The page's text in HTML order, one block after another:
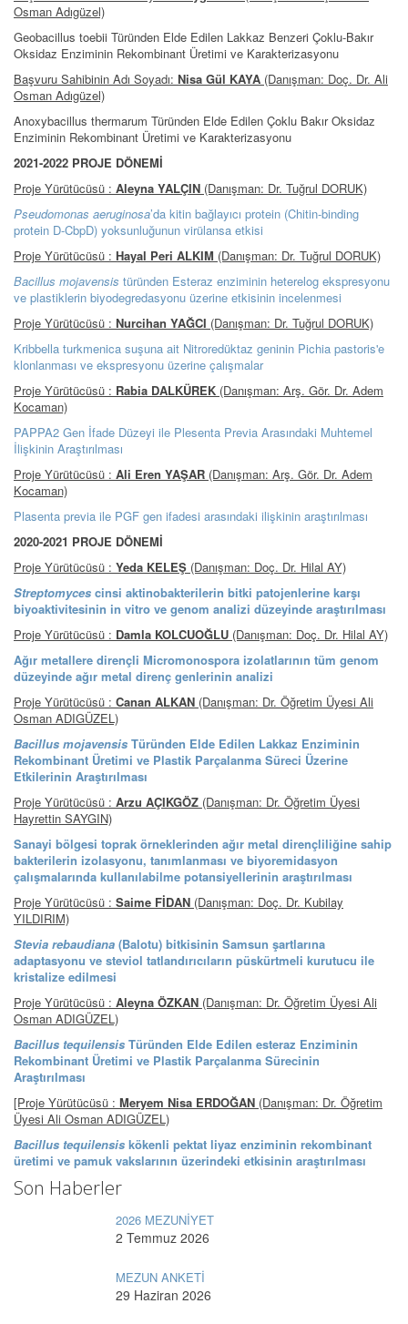
Osman Adıgüzel)
Geobacillus toebii Türünden Elde Edilen Lakkaz Benzeri Çoklu-Bakır
Oksidaz Enziminin Rekombinant Üretimi ve Karakterizasyonu
Başvuru Sahibinin Adı Soyadı: Nisa Gül KAYA (Danışman: Doç. Dr. Ali
Osman Adıgüzel)
Anoxybacillus thermarum Türünden Elde Edilen Çoklu Bakır Oksidaz
Enziminin Rekombinant Üretimi ve Karakterizasyonu
2021-2022 PROJE DÖNEMİ
Proje Yürütücüsü : Aleyna YALÇIN (Danışman: Dr. Tuğrul DORUK)
Pseudomonas aeruginosa’da kitin bağlayıcı protein (Chitin-binding
protein D-CbpD) yoksunluğunun virülansa etkisi
Proje Yürütücüsü : Hayal Peri ALKIM (Danışman: Dr. Tuğrul DORUK)
Bacillus mojavensis türünden Esteraz enziminin heterelog ekspresyonu
ve plastiklerin biyodegredasyonu üzerine etkisinin incelenmesi
Proje Yürütücüsü : Nurcihan YAĞCI (Danışman: Dr. Tuğrul DORUK)
Kribbella turkmenica suşuna ait Nitroredüktaz geninin Pichia pastoris'e
klonlanması ve ekspresyonu üzerine çalışmalar
Proje Yürütücüsü : Rabia DALKÜREK (Danışman: Arş. Gör. Dr. Adem
Kocaman)
PAPPA2 Gen İfade Düzeyi ile Plesenta Previa Arasındaki Muhtemel
İlişkinin Araştırılması
Proje Yürütücüsü : Ali Eren YAŞAR (Danışman: Arş. Gör. Dr. Adem
Kocaman)
Plasenta previa ile PGF gen ifadesi arasındaki ilişkinin araştırılması
2020-2021 PROJE DÖNEMİ
Proje Yürütücüsü : Yeda KELEŞ (Danışman: Doç. Dr. Hilal AY)
Streptomyces cinsi aktinobakterilerin bitki patojenlerine karşı
biyoaktivitesinin in vitro ve genom analizi düzeyinde araştırılması
Proje Yürütücüsü : Damla KOLCUOĞLU (Danışman: Doç. Dr. Hilal AY)
Ağır metallere dirençli Micromonospora izolatlarının tüm genom
düzeyinde ağır metal direnç genlerinin analizi
Proje Yürütücüsü : Canan ALKAN (Danışman: Dr. Öğretim Üyesi Ali
Osman ADIGÜZEL)
Bacillus mojavensis Türünden Elde Edilen Lakkaz Enziminin
Rekombinant Üretimi ve Plastik Parçalanma Süreci Üzerine
Etkilerinin Araştırılması
Proje Yürütücüsü : Arzu AÇIKGÖZ (Danışman: Dr. Öğretim Üyesi
Hayrettin SAYGIN)
Sanayi bölgesi toprak örneklerinden ağır metal dirençliliğine sahip
bakterilerin izolasyonu, tanımlanması ve biyoremidasyon
çalışmalarında kullanılabilme potansiyellerinin araştırılması
Proje Yürütücüsü : Saime FİDAN (Danışman: Doç. Dr. Kubilay
YILDIRIM)
Stevia rebaudiana (Balotu) bitkisinin Samsun şartlarına
adaptasyonu ve steviol tatlandırıcıların püskürtmeli kurutucu ile
kristalize edilmesi
Proje Yürütücüsü : Aleyna ÖZKAN (Danışman: Dr. Öğretim Üyesi Ali
Osman ADIGÜZEL)
Bacillus tequilensis Türünden Elde Edilen esteraz Enziminin
Rekombinant Üretimi ve Plastik Parçalanma Sürecinin
Araştırılması
[Proje Yürütücüsü : Meryem Nisa ERDOĞAN (Danışman: Dr. Öğretim
Üyesi Ali Osman ADIGÜZEL)
Bacillus tequilensis kökenli pektat liyaz enziminin rekombinant
üretimi ve pamuk vakslarının üzerindeki etkisinin araştırılması
Son Haberler
2026 MEZUNİYET
2 Temmuz 2026
MEZUN ANKETİ
29 Haziran 2026